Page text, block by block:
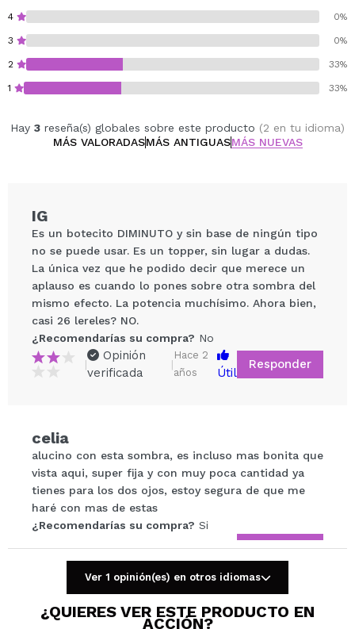
tenga un acabado deslumbrante.
Tip: Cuando se haya utilizado cerrar con la tapa para
evitar que se seque el producto en la punta de la
boquilla y obstruya su salida para usos posteriores. La
limpieza de la punta de la boquilla se puede lograr
producto.
Cruelty free.
4 0%
3 0%
2 33%
1 33%
Hay 3 reseña(s) globales sobre este producto (2 en tu idioma)
MÁS VALORADASMÁS ANTIGUASMÁS NUEVAS
Compartir un vídeo o una foto
5/5
ENVIAR
IG
Es un botecito DIMINUTO y sin base de ningún tipo
no se puede usar. Es un topper, sin lugar a dudas.
La única vez que he podido decir que merece un
aplauso es cuando lo pones sobre otra sombra del
mismo efecto. La potencia muchísimo. Ahora bien,
casi 26 lereles? NO.
¿Recomendarías su compra? No
|
Opinión
verificada
|
Hace 2
años
Útil
Responder
celia
alucino con esta sombra, es incluso mas bonita que
vista aqui, super fija y con muy poca cantidad ya
tienes para los dos ojos, estoy segura de que me
haré con mas de estas
¿Recomendarías su compra? Si
|Hace 4 años Útil Responder
Ver 1 opinión(es) en otros idiomas
¿QUIERES VER ESTE PRODUCTO EN
ACCIÓN?